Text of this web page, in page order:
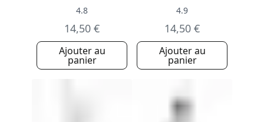
4.8
14,50 €
Ajouter au
panier
4.9
14,50 €
Ajouter au
panier